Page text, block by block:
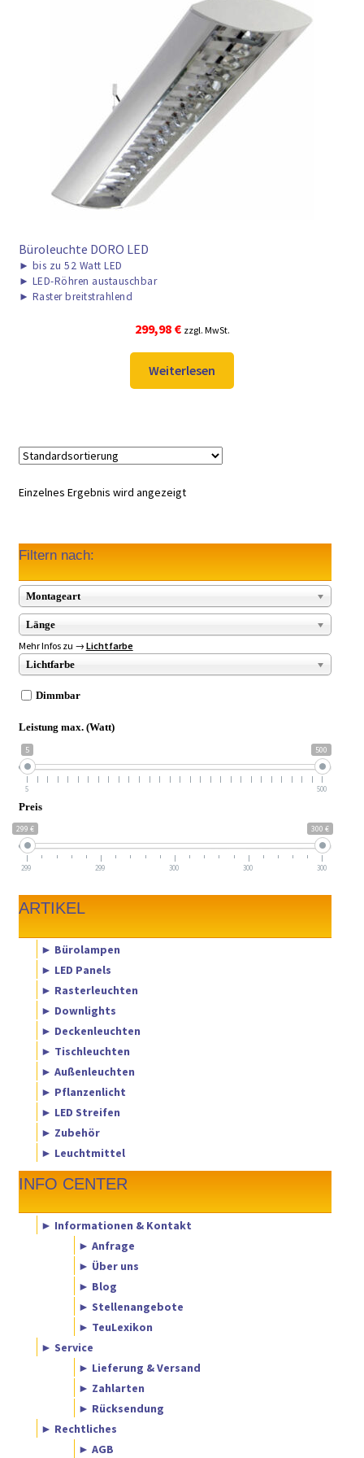
Büroleuchte DORO LED
► bis zu 52 Watt LED
► LED-Röhren austauschbar
► Raster breitstrahlend
299,98 € zzgl. MwSt.
Weiterlesen
Einzelnes Ergebnis wird angezeigt
Filtern nach:
Montageart
Länge
Mehr Infos zu → Lichtfarbe
Lichtfarbe
Dimmbar
Leistung max. (Watt)
5 500
5 500
Preis
299 € 300 €
299 299 300 300 300
ARTIKEL
► Bürolampen
► LED Panels
► Rasterleuchten
► Downlights
► Deckenleuchten
► Tischleuchten
► Außenleuchten
► Pflanzenlicht
► LED Streifen
► Zubehör
► Leuchtmittel
INFO CENTER
► Informationen & Kontakt
► Anfrage
► Über uns
► Blog
► Stellenangebote
► TeuLexikon
► Service
► Lieferung & Versand
► Zahlarten
► Rücksendung
► Rechtliches
► AGB